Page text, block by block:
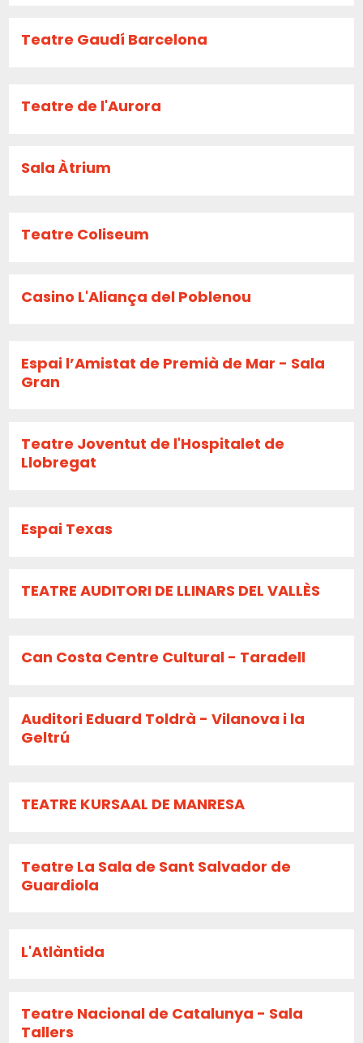
Teatre Gaudí Barcelona
Teatre de l'Aurora
Sala Àtrium
Teatre Coliseum
Casino L'Aliança del Poblenou
Espai l’Amistat de Premià de Mar - Sala
Gran
Teatre Joventut de l'Hospitalet de
Llobregat
Espai Texas
TEATRE AUDITORI DE LLINARS DEL VALLÈS
Can Costa Centre Cultural - Taradell
Auditori Eduard Toldrà - Vilanova i la
Geltrú
TEATRE KURSAAL DE MANRESA
Teatre La Sala de Sant Salvador de
Guardiola
L'Atlàntida
Teatre Nacional de Catalunya - Sala
Tallers